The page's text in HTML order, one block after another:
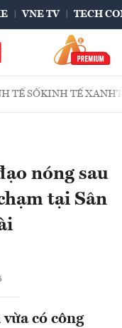
VNE TV TECH
TẾ SỐKINH TẾ XANH
nóng sau
tại Sân
có công